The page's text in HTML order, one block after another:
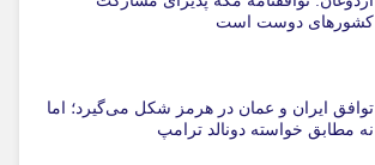
کشورهای دوست است
توافق ایران و عمان در هرمز شکل می‌گیرد؛ اما
نه مطابق خواسته دونالد ترامپ